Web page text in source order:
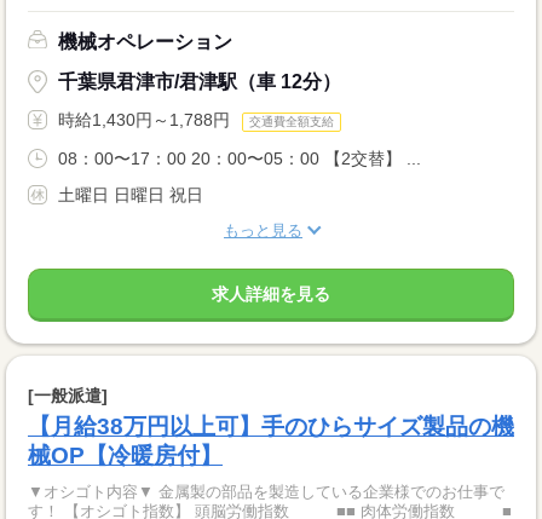
機械オペレーション
千葉県君津市/君津駅（車 12分）
時給1,430円～1,788円 交通費全額支給
08：00〜17：00 20：00〜05：00 【2交替】 ...
土曜日 日曜日 祝日
もっと見る
求人詳細を見る
[一般派遣]
【月給38万円以上可】手のひらサイズ製品の機
械OP【冷暖房付】
▼オシゴト内容▼ 金属製の部品を製造している企業様でのお仕事で
す！ 【オシゴト指数】 頭脳労働指数 ■■ 肉体労働指数 ■